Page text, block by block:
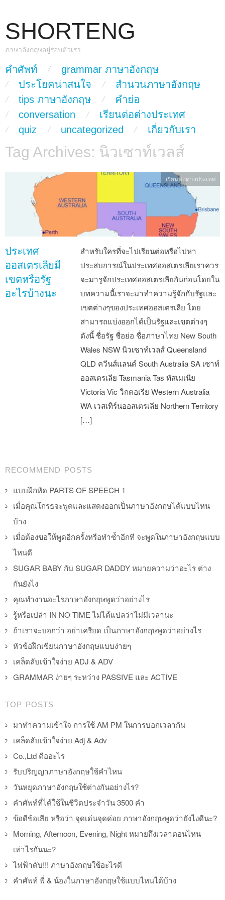
SHORTENG
ภาษาอังกฤษอยู่รอบตัวเรา
Main Menu
skip to content
คำศัพท์
grammar ภาษาอังกฤษ
ประโยคน่าสนใจ
สำนวนภาษาอังกฤษ
tips ภาษาอังกฤษ
คำย่อ
conversation
เรียนต่อต่างประเทศ
quiz
uncategorized เกี่ยวกับเรา
Tag Archives: นิวเซาท์เวลส์
ประเทศ
ออสเตรเลียมี
เขตหรือรัฐ
อะไรบ้างนะ
สำหรับใครที่จะไปเรียนต่อหรือไปหา
ประสบการณ์ในประเทศออสเตรเลียเราควร
จะมารูจักประเทศออสเตรเลียกันก่อนโดยใน
บทความนี้เราจะมาทำความรู้จักกับรัฐและ
เขตต่างๆของประเทศออสเตรเลีย โดย
สามารถแบ่งออกได้เป็นรัฐและเขตต่างๆ
ดังนี้ ชื่อรัฐ ชื่อย่อ ชื่อภาษาไทย New South
Wales NSW นิวเซาท์เวลส์ Queensland
QLD ควีนส์แลนด์ South Australia SA เซาท์
ออสเตรเลีย Tasmania Tas ทัสเมเนีย
Victoria Vic วิกตอเรีย Western Australia
WA เวสเทิร์นออสเตรเลีย Northern Territory
[…]
เรียนต่อต่างประเทศ
Post navigation
RECOMMEND POSTS
แบบฝึกหัด PARTS OF SPEECH 1
เมื่อคุณโกรธจะพูดและแสดงออกเป็นภาษาอังกฤษได้แบบไหน
บ้าง
เมื่อต้องขอให้พูดอีกครั้งหรือทำซ้ำอีกที จะพูดในภาษาอังกฤษแบบ
ไหนดี
SUGAR BABY กับ SUGAR DADDY หมายความว่าอะไร ต่าง
กันยังไง
คุณทำงานอะไรภาษาอังกฤษพูดว่าอย่างไร
รู้หรือเปล่า IN NO TIME ไม่ได้แปลว่าไม่มีเวลานะ
ถ้าเราจะบอกว่า อย่าเครียด เป็นภาษาอังกฤษพูดว่าอย่างไร
หัวข้อฝึกเขียนภาษาอังกฤษแบบง่ายๆ
เคล็ดลับเข้าใจง่าย ADJ & ADV
GRAMMAR ง่ายๆ ระหว่าง PASSIVE และ ACTIVE
TOP POSTS
มาทำความเข้าใจ การใช้ AM PM ในการบอกเวลากัน
เคล็ดลับเข้าใจง่าย Adj & Adv
Co.,Ltd คืออะไร
รับปริญญาภาษาอังกฤษใช้คำไหน
วันหยุดภาษาอังกฤษใช้ต่างกันอย่างไร?
คำศัพท์ที่ได้ใช้ในชีวิตประจำวัน 3500 คำ
ข้อดีข้อเสีย หรือว่า จุดเด่นจุดด่อย ภาษาอังกฤษพูดว่ายังไงดีนะ?
Morning, Afternoon, Evening, Night หมายถึงเวลาตอนไหน
เท่าไรกันนะ?
ไฟฟ้าดับ!!! ภาษาอังกฤษใช้อะไรดี
คำศัพท์ พี่ & น้องในภาษาอังกฤษใช้แบบไหนได้บ้าง